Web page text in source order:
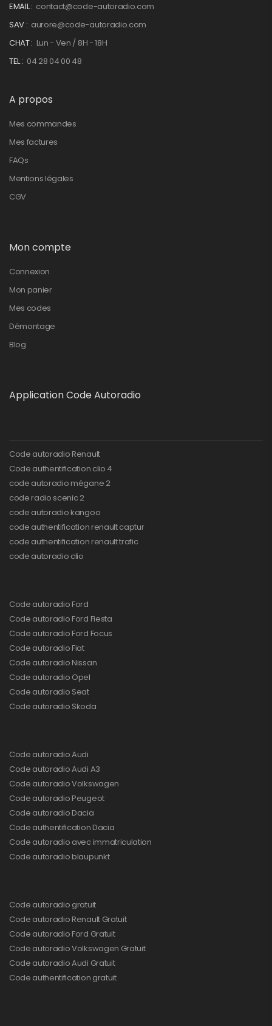
EMAIL : contact@code-autoradio.com
SAV : aurore@code-autoradio.com
CHAT : Lun - Ven / 8H - 18H
TEL : 04 28 04 00 48
A propos
Mes commandes
Mes factures
FAQs
Mentions légales
CGV
Mon compte
Connexion
Mon panier
Mes codes
Démontage
Blog
Application Code Autoradio
Code autoradio Renault
Code authentification clio 4
code autoradio mégane 2
code radio scenic 2
code autoradio kangoo
code authentification renault captur
code authentification renault trafic
code autoradio clio
Code autoradio Ford
Code autoradio Ford Fiesta
Code autoradio Ford Focus
Code autoradio Fiat
Code autoradio Nissan
Code autoradio Opel
Code autoradio Seat
Code autoradio Skoda
Code autoradio Audi
Code autoradio Audi A3
Code autoradio Volkswagen
Code autoradio Peugeot
Code autoradio Dacia
Code authentification Dacia
Code autoradio avec immatriculation
Code autoradio blaupunkt
Code autoradio gratuit
Code autoradio Renault Gratuit
Code autoradio Ford Gratuit
Code autoradio Volkswagen Gratuit
Code autoradio Audi Gratuit
Code authentification gratuit